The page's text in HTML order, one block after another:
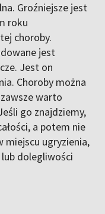
Groźniejsze jest
roku
choroby.
jest
Jest on
Choroby można
warto
go znajdziemy,
a potem nie
miejscu ugryzienia,
dolegliwości